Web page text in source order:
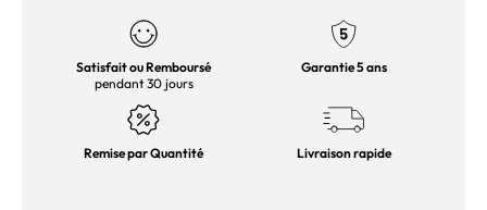
Satisfait ou Remboursé
pendant 30 jours
Garantie 5 ans
Remise par Quantité Livraison rapide